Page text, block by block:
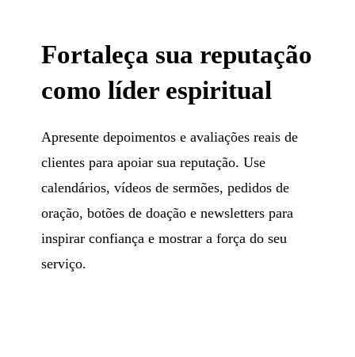
Fortaleça sua reputação
como líder espiritual
Apresente depoimentos e avaliações reais de
clientes para apoiar sua reputação. Use
calendários, vídeos de sermões, pedidos de
oração, botões de doação e newsletters para
inspirar confiança e mostrar a força do seu
serviço.